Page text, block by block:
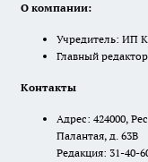
О компании:
Учредитель: ИП
Главный
Контакты
Адрес: 424000,
Палантая, д. 63В
Редакция: 31-40-